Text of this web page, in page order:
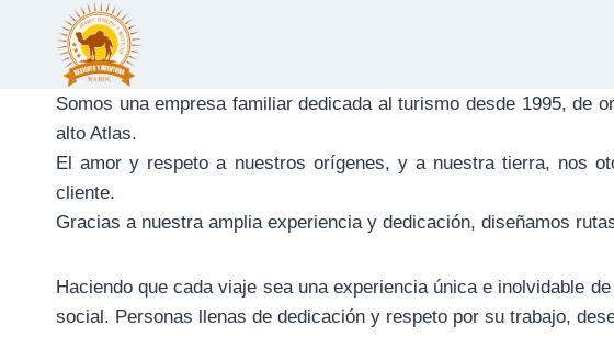
Somos una empresa familiar dedicada al turismo desde 1995, de
alto Atlas.
El amor y respeto a nuestros orígenes, y a nuestra tierra, nos
cliente.
Gracias a nuestra amplia experiencia y dedicación, diseñamos
Haciendo que cada viaje sea una experiencia única e inolvidable
social. Personas llenas de dedicación y respeto por su trabajo,